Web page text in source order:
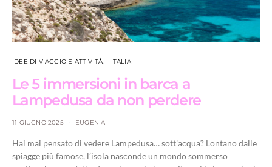
IDEE DI VIAGGIO E ATTIVITÀ ITALIA
Le 5 immersioni in barca a
Lampedusa da non perdere
11 GIUGNO 2025 EUGENIA
Hai mai pensato di vedere Lampedusa… sott’acqua? Lontano dalle
spiagge più famose, l’isola nasconde un mondo sommerso